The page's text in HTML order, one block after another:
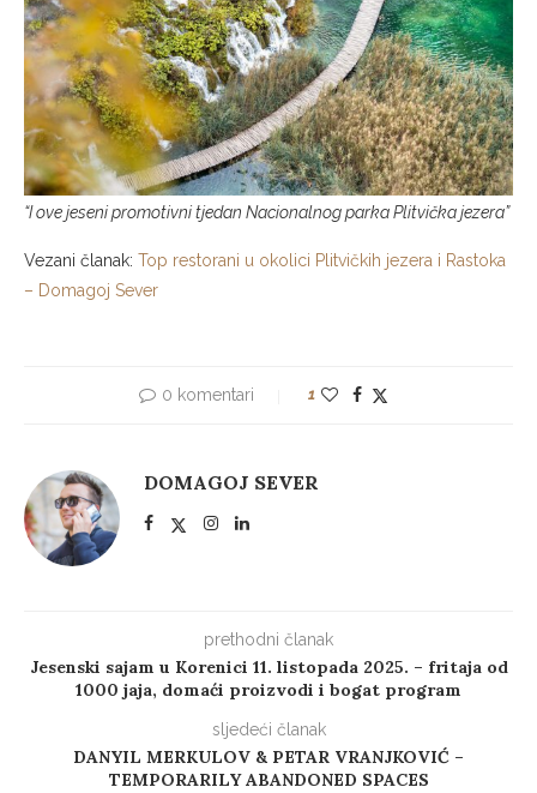
“I ove jeseni promotivni tjedan Nacionalnog parka Plitvička jezera”
Vezani članak: Top restorani u okolici Plitvičkih jezera i Rastoka
– Domagoj Sever
0 komentari 1
DOMAGOJ SEVER
prethodni članak
Jesenski sajam u Korenici 11. listopada 2025. – fritaja od
1000 jaja, domaći proizvodi i bogat program
sljedeći članak
DANYIL MERKULOV & PETAR VRANJKOVIĆ –
TEMPORARILY ABANDONED SPACES